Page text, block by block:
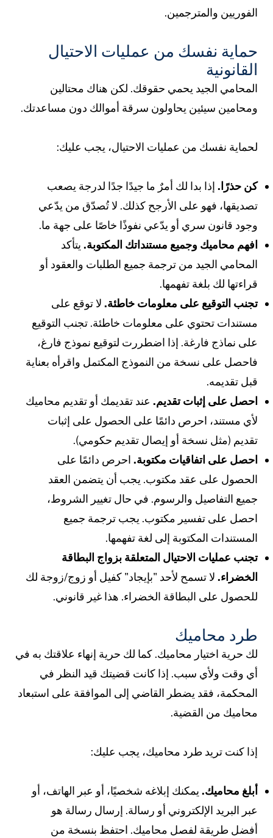
الفوريين والمترجمين.
حماية نفسك من عمليات الاحتيال
القانونية
المحامي الجيد يحمي حقوقك. لكن هناك محتالين
ومحامين سيئين يحاولون سرقة أموالك دون مساعدتك.
لحماية نفسك من عمليات الاحتيال، يجب عليك:
كن حذرًا.إذا بدا لك أمرٌ ما جيدًا جدًا لدرجة يصعب
تصديقها، فهو على الأرجح كذلك. لا تُصدّق من يدّعي
وجود قانون سري أو يدّعي نفوذًا خاصًا على جهة ما.
افهم محاميك وجميع مستنداتك المكتوبة.يتأكد
المحامي الجيد من ترجمة جميع الطلبات والعقود أو
قراءتها لك بلغة تفهمها.
تجنب التوقيع على معلومات خاطئة.لا توقع على
مستندات تحتوي على معلومات خاطئة. تجنب التوقيع
على نماذج فارغة. إذا اضطررت لتوقيع نموذج فارغ،
فاحصل على نسخة من النموذج المكتمل واقرأه بعناية
قبل تقديمه.
احصل على إثبات تقديم.عند تقديمك أو تقديم محاميك
لأي مستند، احرص دائمًا على الحصول على إثبات
تقديم (مثل نسخة أو إيصال تقديم حكومي).
احصل على اتفاقيات مكتوبة.احرص دائمًا على
الحصول على عقد مكتوب. يجب أن يتضمن العقد
جميع التفاصيل والرسوم. في حال تغيير الشروط،
احصل على تفسير مكتوب. يجب ترجمة جميع
المستندات المكتوبة إلى لغة تفهمها.
تجنب عمليات الاحتيال المتعلقة بزواج البطاقة
الخضراء.لا تسمح لأحد "بإيجاد" كفيل أو زوج/زوجة لك
للحصول على البطاقة الخضراء. هذا غير قانوني.
طرد محاميك
لك حرية اختيار محاميك. كما لك حرية إنهاء علاقتك به في
أي وقت ولأي سبب. إذا كانت قضيتك قيد النظر في
المحكمة، فقد يضطر القاضي إلى الموافقة على استبعاد
محاميك من القضية.
إذا كنت تريد طرد محاميك، يجب عليك:
أبلغ محاميك.يمكنك إبلاغه شخصيًا، أو عبر الهاتف، أو
عبر البريد الإلكتروني أو رسالة. إرسال رسالة هو
أفضل طريقة لفصل محاميك. احتفظ بنسخة من